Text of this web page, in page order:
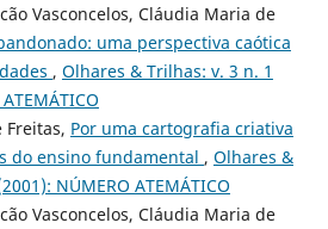
Vasconcelos, Cláudia Maria de
uma perspectiva caótica
, Olhares & Trilhas: v. 3 n. 1
Freitas, Por uma cartografia criativa
do ensino fundamental , Olhares &
NÚMERO ATEMÁTICO
Vasconcelos, Cláudia Maria de